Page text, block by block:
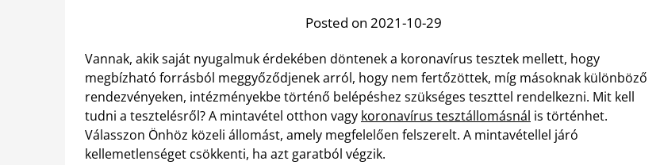
Posted on 2021-10-29
Vannak, akik saját nyugalmuk érdekében döntenek a koronavírus tesztek mellett, hogy
megbízható forrásból meggyőződjenek arról, hogy nem fertőzöttek, míg másoknak különböző
rendezvényeken, intézményekbe történő belépéshez szükséges teszttel rendelkezni. Mit kell
tudni a tesztelésről? A mintavétel otthon vagy koronavírus tesztállomásnál is történhet.
Válasszon Önhöz közeli állomást, amely megfelelően felszerelt. A mintavétellel járó
kellemetlenséget csökkenti, ha azt garatból végzik.